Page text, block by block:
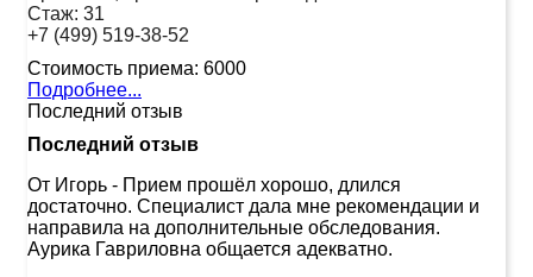
Стаж: 31
+7 (499) 519-38-52
Стоимость приема: 6000
Подробнее...
Последний отзыв
Последний отзыв
От Игорь - Прием прошёл хорошо, длился
достаточно. Специалист дала мне рекомендации и
направила на дополнительные обследования.
Аурика Гавриловна общается адекватно.